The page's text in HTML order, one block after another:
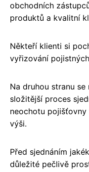
obchodních
produktů a kvalitní
Někteří klienti si
vyřizování
Na druhou stranu
složitější proces
neochotu
výši.
Před sjednáním
důležité pečlivě